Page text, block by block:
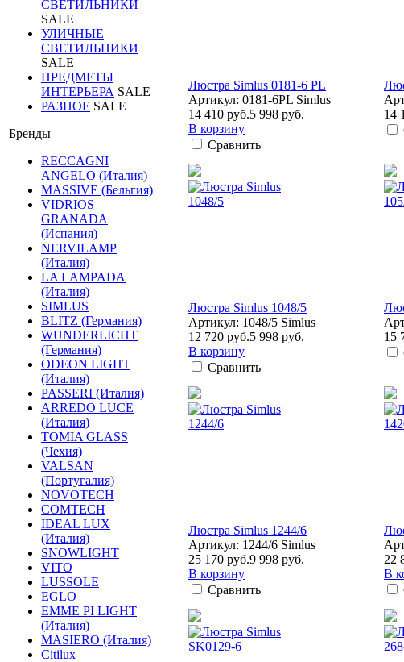
СВЕТИЛЬНИКИ
SALE
УЛИЧНЫЕ
СВЕТИЛЬНИКИ
SALE
ПРЕДМЕТЫ
ИНТЕРЬЕРА SALE
РАЗНОЕ SALE
Бренды
RECCAGNI
ANGELO (Италия)
MASSIVE (Бельгия)
VIDRIOS
GRANADA
(Испания)
NERVILAMP
(Италия)
LA LAMPADA
(Италия)
SIMLUS
BLITZ (Германия)
WUNDERLICHT
(Германия)
ODEON LIGHT
(Италия)
PASSERI (Италия)
ARREDO LUCE
(Италия)
TOMIA GLASS
(Чехия)
VALSAN
(Португалия)
NOVOTECH
COMTECH
IDEAL LUX
(Италия)
SNOWLIGHT
VITO
LUSSOLE
EGLO
EMME PI LIGHT
(Италия)
MASIERO (Италия)
Citilux
Люстра Simlus 0181-6 PL
Артикул: 0181-6PL Simlus
14 410 руб.5 998 руб.
В корзину
Сравнить
14
Люстра Simlus 1048/5
Артикул: 1048/5 Simlus
12 720 руб.5 998 руб.
В корзину
Сравнить
15
Люстра Simlus 1244/6
Артикул: 1244/6 Simlus
25 170 руб.9 998 руб.
В корзину
Сравнить
22
В